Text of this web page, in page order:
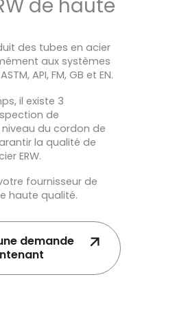
de haute
des tubes en acier
aux systèmes
API, FM, GB et EN.
il existe 3
de
du cordon de
la qualité de
ERW.
fournisseur de
haute qualité.
demande